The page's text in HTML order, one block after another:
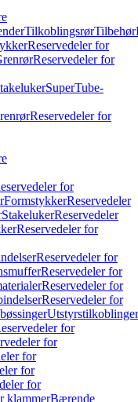
TilkoblingsrørTilbehør
Reservedeler for
Reservedeler for
SuperTube-
Reservedeler for
for
FormstykkerReservedeler
StakelukerReservedeler
Reservedeler for
Reservedeler for
Reservedeler for
Reservedeler for
Reservedeler for
Utstyrstilkoblinger
for
for
for
for
for
klammerBærende